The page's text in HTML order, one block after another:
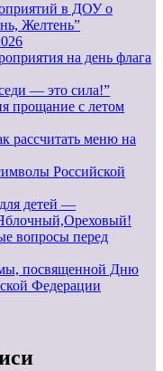
в ДОУ о
Желтень”
на день флага
— это сила!”
прощание с летом
рассчитать меню на
Российской
детей —
вопросы перед
посвященной Дню
Федерации